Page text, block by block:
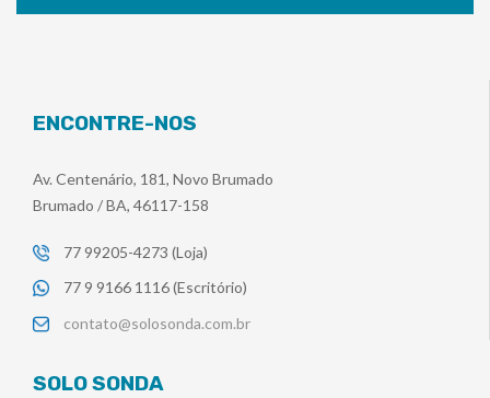
ENCONTRE-NOS
Av. Centenário, 181, Novo Brumado
Brumado / BA, 46117-158
77 99205-4273 (Loja)
77 9 9166 1116 (Escritório)
contato@solosonda.com.br
SOLO SONDA